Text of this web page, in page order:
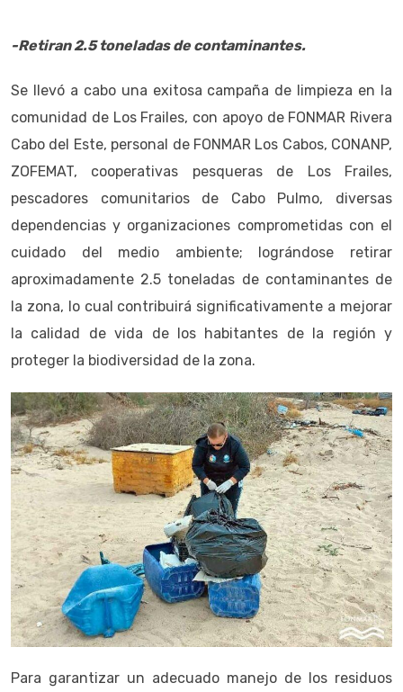
-Retiran 2.5 toneladas de contaminantes.
Se llevó a cabo una exitosa campaña de limpieza en la
comunidad de Los Frailes, con apoyo de FONMAR Rivera
Cabo del Este, personal de FONMAR Los Cabos, CONANP,
ZOFEMAT, cooperativas pesqueras de Los Frailes,
pescadores comunitarios de Cabo Pulmo, diversas
dependencias y organizaciones comprometidas con el
cuidado del medio ambiente; lográndose retirar
aproximadamente 2.5 toneladas de contaminantes de
la zona, lo cual contribuirá significativamente a mejorar
la calidad de vida de los habitantes de la región y
proteger la biodiversidad de la zona.
Para garantizar un adecuado manejo de los residuos